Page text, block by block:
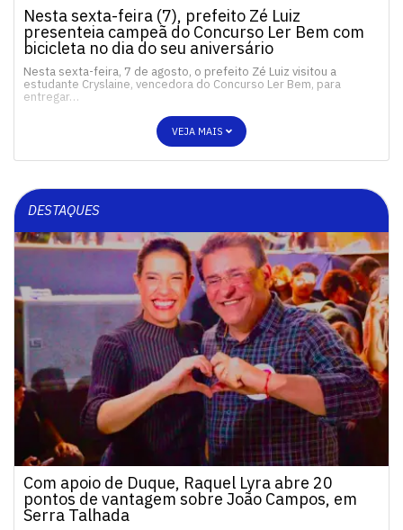
Nesta sexta-feira (7), prefeito Zé Luiz
presenteia campeã do Concurso Ler Bem com
bicicleta no dia do seu aniversário
Nesta sexta-feira, 7 de agosto, o prefeito Zé Luiz visitou a
estudante Cryslaine, vencedora do Concurso Ler Bem, para
entregar…
VEJA MAIS
DESTAQUES
Com apoio de Duque, Raquel Lyra abre 20
pontos de vantagem sobre João Campos, em
Serra Talhada